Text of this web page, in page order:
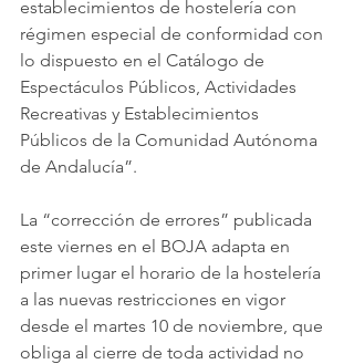
establecimientos de hostelería con
régimen especial de conformidad con
lo dispuesto en el Catálogo de
Espectáculos Públicos, Actividades
Recreativas y Establecimientos
Públicos de la Comunidad Autónoma
de Andalucía”.
La “corrección de errores” publicada
este viernes en el BOJA adapta en
primer lugar el horario de la hostelería
a las nuevas restricciones en vigor
desde el martes 10 de noviembre, que
obliga al cierre de toda actividad no